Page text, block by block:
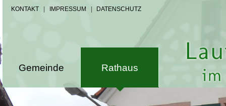
KONTAKT IMPRESSUM DATENSCHUTZ
Gemeinde Rathaus